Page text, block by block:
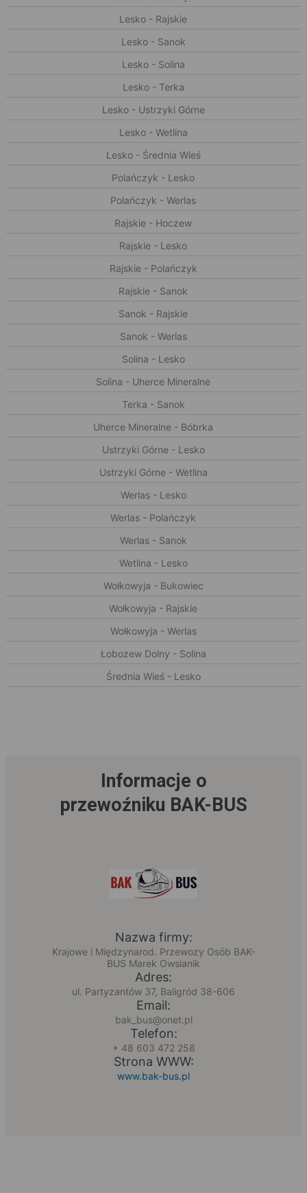
Lesko - Rajskie
Lesko - Sanok
Lesko - Solina
Lesko - Terka
Lesko - Ustrzyki Górne
Lesko - Wetlina
Lesko - Średnia Wieś
Polańczyk - Lesko
Polańczyk - Werlas
Rajskie - Hoczew
Rajskie - Lesko
Rajskie - Polańczyk
Rajskie - Sanok
Sanok - Rajskie
Sanok - Werlas
Solina - Lesko
Solina - Uherce Mineralne
Terka - Sanok
Uherce Mineralne - Bóbrka
Ustrzyki Górne - Lesko
Ustrzyki Górne - Wetlina
Werlas - Lesko
Werlas - Polańczyk
Werlas - Sanok
Wetlina - Lesko
Wołkowyja - Bukowiec
Wołkowyja - Rajskie
Wołkowyja - Werlas
Łobozew Dolny - Solina
Średnia Wieś - Lesko
Informacje o
przewoźniku BAK-BUS
Nazwa firmy:
Krajowe i Międzynarod. Przewozy Osób BAK-
BUS Marek Owsianik
Adres:
ul. Partyzantów 37, Baligród 38-606
Email:
bak_bus@onet.pl
Telefon:
+ 48 603 472 258
Strona WWW:
www.bak-bus.pl